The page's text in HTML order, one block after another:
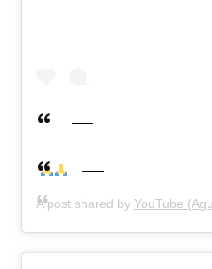
A post shared by YouTube